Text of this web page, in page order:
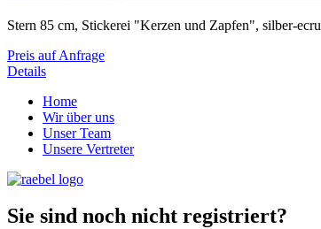
Stern 85 cm, Stickerei "Kerzen und Zapfen", silber-ecru
Preis auf Anfrage
Details
Home
Wir über uns
Unser Team
Unsere Vertreter
Sie sind noch nicht registriert?